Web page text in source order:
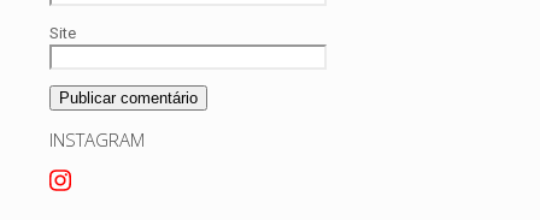
Site
INSTAGRAM